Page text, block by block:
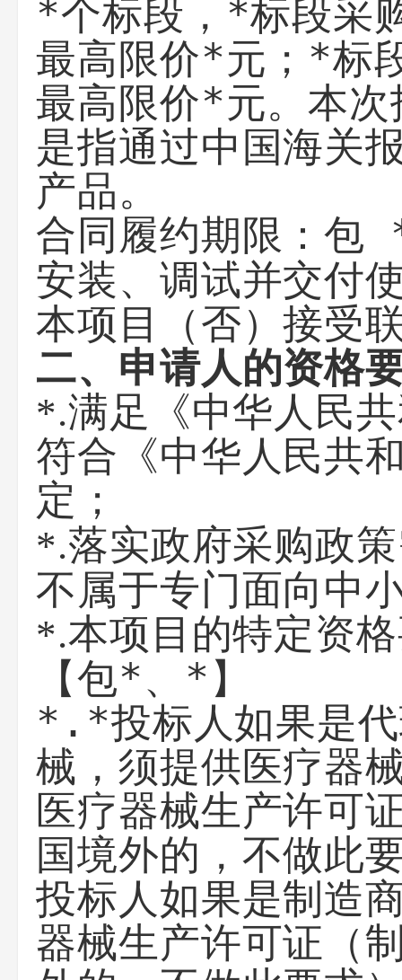
*个标段，*标段采
最高限价*元；*标
最高限价*元。本次
是指通过中国海关
产品。
合同履约期限：包
安装、调试并交付
本项目（否）接受
二、申请人的资格
*.满足《中华人民
符合《中华人民共
定；
*.落实政府采购政
不属于专门面向中
*.本项目的特定资
【包*、*】
*.*投标人如果是代
械，须提供医疗器
医疗器械生产许可
国境外的，不做此
投标人如果是制造
器械生产许可证（